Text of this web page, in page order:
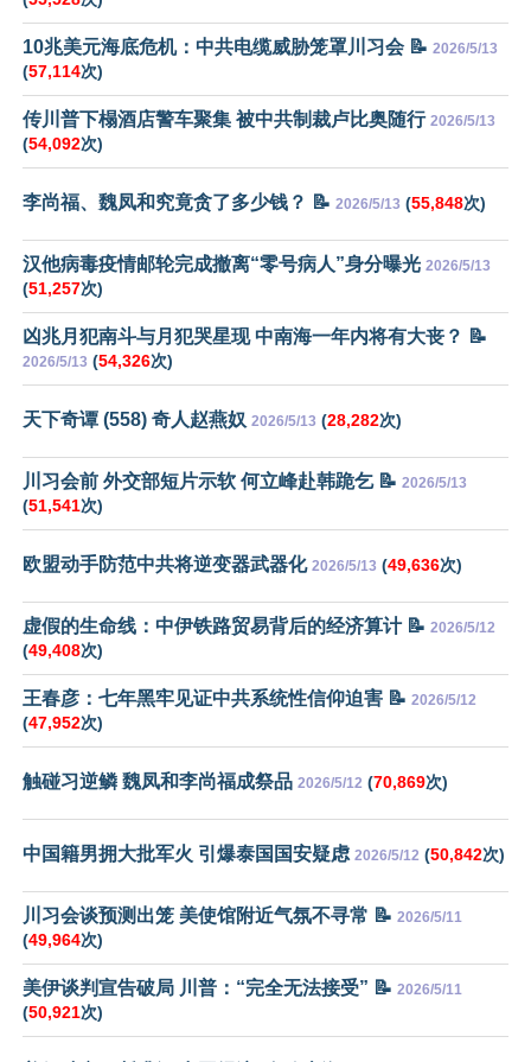
10兆美元海底危机：中共电缆威胁笼罩川习会 📝 2026/5/13
(57,114次)
传川普下榻酒店警车聚集 被中共制裁卢比奥随行 2026/5/13
(54,092次)
李尚福、魏凤和究竟贪了多少钱？ 📝 2026/5/13 (55,848次)
汉他病毒疫情邮轮完成撤离“零号病人”身分曝光 2026/5/13
(51,257次)
凶兆月犯南斗与月犯哭星现 中南海一年内将有大丧？ 📝
2026/5/13 (54,326次)
天下奇谭 (558) 奇人赵燕奴 2026/5/13 (28,282次)
川习会前 外交部短片示软 何立峰赴韩跪乞 📝 2026/5/13
(51,541次)
欧盟动手防范中共将逆变器武器化 2026/5/13 (49,636次)
虚假的生命线：中伊铁路贸易背后的经济算计 📝 2026/5/12
(49,408次)
王春彦：七年黑牢见证中共系统性信仰迫害 📝 2026/5/12
(47,952次)
触碰习逆鳞 魏凤和李尚福成祭品 2026/5/12 (70,869次)
中国籍男拥大批军火 引爆泰国国安疑虑 2026/5/12 (50,842次)
川习会谈预测出笼 美使馆附近气氛不寻常 📝 2026/5/11
(49,964次)
美伊谈判宣告破局 川普：“完全无法接受” 📝 2026/5/11
(50,921次)